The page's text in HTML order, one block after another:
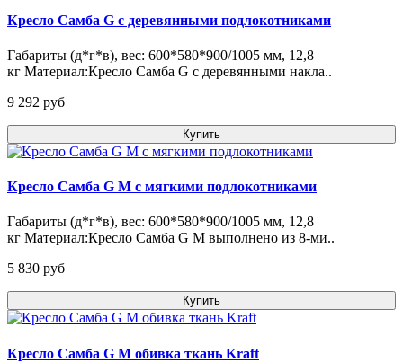
Кресло Самба G с деревянными подлокотниками
Габариты (д*г*в), вес: 600*580*900/1005 мм, 12,8
кг Материал:Кресло Самба G с деревянными накла..
9 292 pуб
Купить
Кресло Самба G М с мягкими подлокотниками
Габариты (д*г*в), вес: 600*580*900/1005 мм, 12,8
кг Материал:Кресло Самба G М выполнено из 8-ми..
5 830 pуб
Купить
Кресло Самба G М обивка ткань Kraft